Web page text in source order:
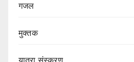
गजल
मुक्तक